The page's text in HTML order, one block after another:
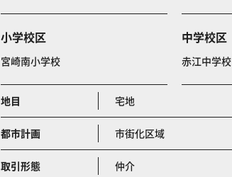
小学校区
宮崎南小学校
中学校区
赤江中学校
地目 宅地
都市計画 市街化区域
取引形態 仲介